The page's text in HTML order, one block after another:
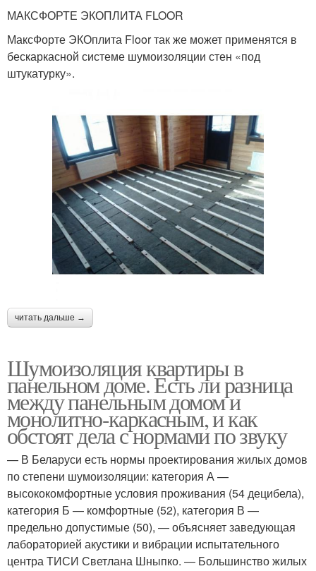
МАКСФОРТЕ ЭКОПЛИТА FLOOR
МаксФорте ЭКОплита Floor так же может применятся в
бескаркасной системе шумоизоляции стен «под
штукатурку».
читать дальше →
Шумоизоляция квартиры в
панельном доме. Есть ли разница
между панельным домом и
монолитно-каркасным, и как
обстоят дела с нормами по звуку
— В Беларуси есть нормы проектирования жилых домов
по степени шумоизоляции: категория А —
высококомфортные условия проживания (54 децибела),
категория Б — комфортные (52), категория В —
предельно допустимые (50), — объясняет заведующая
лабораторией акустики и вибрации испытательного
центра ТИСИ Светлана Шныпко. — Большинство жилых